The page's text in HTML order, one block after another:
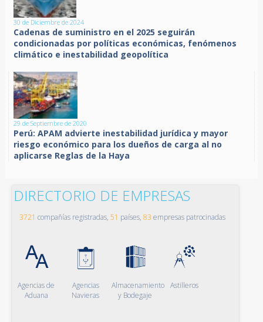
30 de Diciembre de 2024
Cadenas de suministro en el 2025 seguirán
condicionadas por políticas económicas, fenómenos
climático e inestabilidad geopolítica
29 de Septiembre de 2020
Perú: APAM advierte inestabilidad jurídica y mayor
riesgo económico para los dueños de carga al no
aplicarse Reglas de la Haya
DIRECTORIO DE EMPRESAS
3721 compañías registradas, 51 países, 83 empresas patrocinadas
Agencias de
Aduana
Agencias
Navieras
Almacenamiento
y Bodegaje
Astilleros